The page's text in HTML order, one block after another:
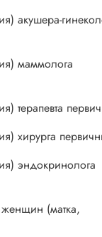
акушера-
маммолога
терапевта
хирурга
эндокринолога
(матка,